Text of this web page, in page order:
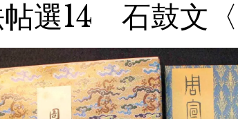
選14 石鼓文〈